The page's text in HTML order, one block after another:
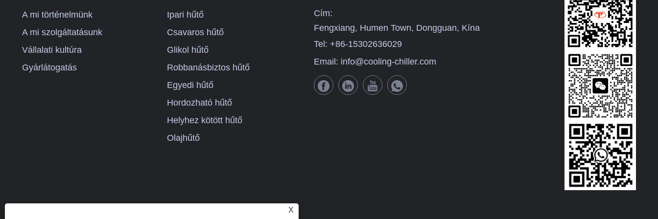
amelyet maga a chiller hibái
okoznak, a szolgáltatás a garancia
keresztül.
A mi történelmünk
A mi szolgáltatásunk
Vállalati kultúra
Gyárlátogatás
Ipari hűtő
Csavaros hűtő
Glikol hűtő
Robbanásbiztos hűtő
Egyedi hűtő
Hordozható hűtő
Helyhez kötött hűtő
Olajhűtő
Cím:
Fengxiang, Humen Town, Dongguan, Kína
Tel:+86-15302636029
Email: info@cooling-chiller.com
X